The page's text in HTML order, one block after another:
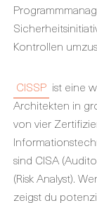
Kontrollen
CISSP ist eine
Architekten in
von vier
sind CISA
(Risk Analyst).
zeigst du